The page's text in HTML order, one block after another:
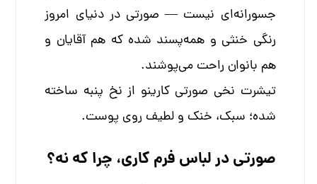
جسورانه‌ای نیست — صورتی در دنیای امروز
رنگی خنثی و همه‌پسند شده که هم آقایان و
هم بانوان راحت می‌پوشند.
تیشرت نخی صورتی کارینو از نخ پنبه ساخته
شده؛ سبک، خنک و لطیف روی پوست.
صورتی در لباس فرم کاری، چرا که نه؟